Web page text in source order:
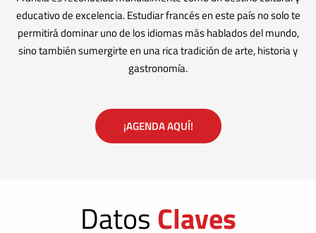
educativo de excelencia. Estudiar francés en este país no solo te
permitirá dominar uno de los idiomas más hablados del mundo,
sino también sumergirte en una rica tradición de arte, historia y
gastronomía.
¡AGENDA AQUÍ!
DatosClaves